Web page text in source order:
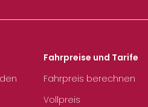
Fahrpreise und Tarife
Fahrpreis berechnen
Vollpreis